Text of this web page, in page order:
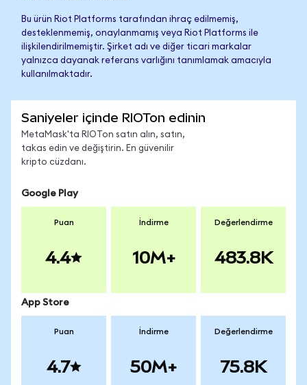
Bu ürün Riot Platforms tarafından ihraç edilmemiş,
desteklenmemiş, onaylanmamış veya Riot Platforms ile
ilişkilendirilmemiştir. Şirket adı ve diğer ticari markalar
yalnızca dayanak referans varlığını tanımlamak amacıyla
kullanılmaktadır.
Saniyeler içinde RIOTon edinin
MetaMask'ta RIOTon satın alın, satın,
takas edin ve değiştirin. En güvenilir
kripto cüzdanı.
Google Play
Puan
4.4
İndirme
10M+
Değerlendirme
483.8K
App Store
Puan
4.7
İndirme
50M+
Değerlendirme
75.8K